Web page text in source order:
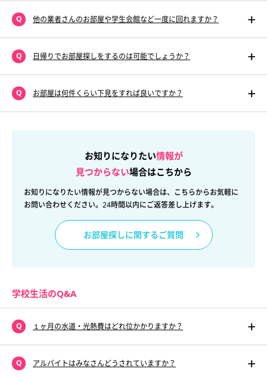
他の業者さんのお部屋や学生会館など一度に回れますか？
日帰りでお部屋探しをするのは可能でしょうか？
お部屋は何件くらい下見をすれば良いですか？
お知りになりたい情報が
見つからない場合はこちから
お知りになりたい情報が見つからない場合は、こちらからお気軽に
お問い合わせください。24時間以内にご返答差し上げます。
お部屋探しに関するご質問
学校生活のQ&A
１ヶ月の水道・光熱費はどれ位かかりますか？
アルバイトはみなさんどうされていますか？